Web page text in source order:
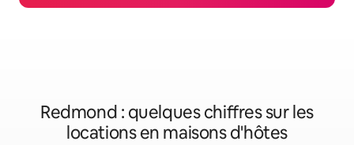
Redmond : quelques chiffres sur les
locations en maisons d'hôtes